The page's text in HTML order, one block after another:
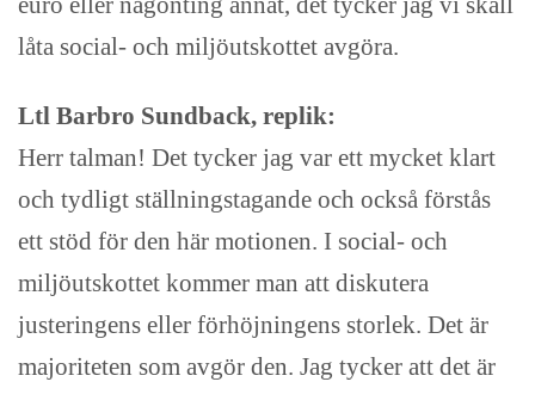
låta social- och miljöutskottet avgöra.
Ltl Barbro Sundback, replik:
Herr talman! Det tycker jag var ett mycket klart
och tydligt ställningstagande och också förstås
ett stöd för den här motionen. I social- och
miljöutskottet kommer man att diskutera
justeringens eller förhöjningens storlek. Det är
majoriteten som avgör den. Jag tycker att det är